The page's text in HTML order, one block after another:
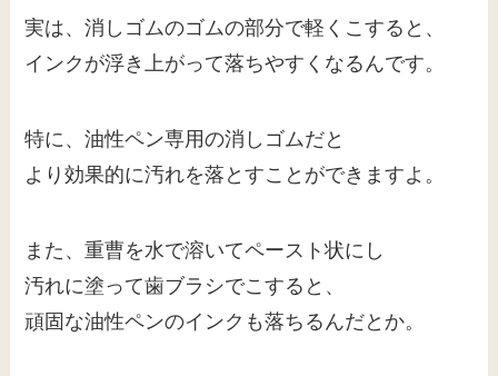
実は、消しゴムのゴムの部分で軽くこすると、
インクが浮き上がって落ちやすくなるんです。
特に、油性ペン専用の消しゴムだと
より効果的に汚れを落とすことができますよ。
また、重曹を水で溶いてペースト状にし
汚れに塗って歯ブラシでこすると、
頑固な油性ペンのインクも落ちるんだとか。